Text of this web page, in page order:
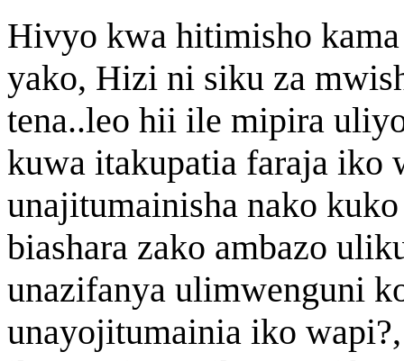
Hivyo kwa hitimisho
yako, Hizi ni siku za
tena..leo hii ile mipira
kuwa itakupatia faraja iko
unajitumainisha nako
biashara zako ambazo
unazifanya ulimwenguni
unayojitumainia iko